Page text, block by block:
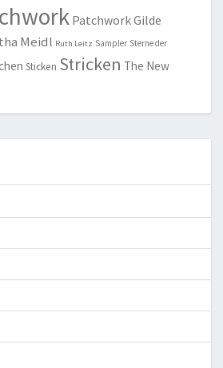
Patchwork Gilde
Meidl Ruth Leitz Sampler Sterne der
Sticken Stricken The New